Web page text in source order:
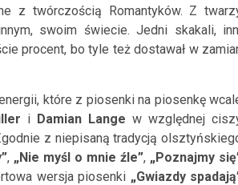
z twórczością Romantyków. Z
swoim świecie. Jedni skakali,
procent, bo tyle też dostawał w
które z piosenki na piosenkę
i Damian Lange w względnej
z niepisaną tradycją
, „Nie myśl o mnie źle”, „Poznajmy
wersja piosenki „Gwiazdy